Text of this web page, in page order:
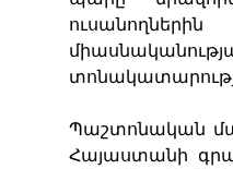
Պաշտոնական
Հայաստանի